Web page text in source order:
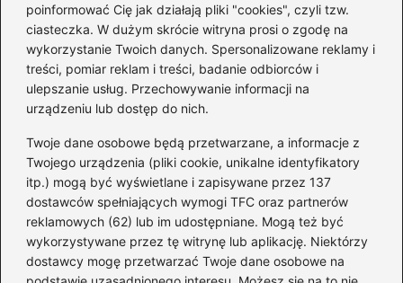
poinformować Cię jak działają pliki "cookies", czyli tzw.
ciasteczka. W dużym skrócie witryna prosi o zgodę na
wykorzystanie Twoich danych. Spersonalizowane reklamy i
treści, pomiar reklam i treści, badanie odbiorców i
ulepszanie usług. Przechowywanie informacji na
urządzeniu lub dostęp do nich.
Twoje dane osobowe będą przetwarzane, a informacje z
Twojego urządzenia (pliki cookie, unikalne identyfikatory
itp.) mogą być wyświetlane i zapisywane przez 137
dostawców spełniających wymogi TFC oraz partnerów
reklamowych (62) lub im udostępniane. Mogą też być
wykorzystywane przez tę witrynę lub aplikację. Niektórzy
dostawcy mogę przetwarzać Twoje dane osobowe na
Magiczne kulisy życia
autora książki o Kubusiu
Puchatku
Odkryj inne książki autora
„Jaś i Małgosia”, które
musisz przeczytać
Odkrywając magiczny